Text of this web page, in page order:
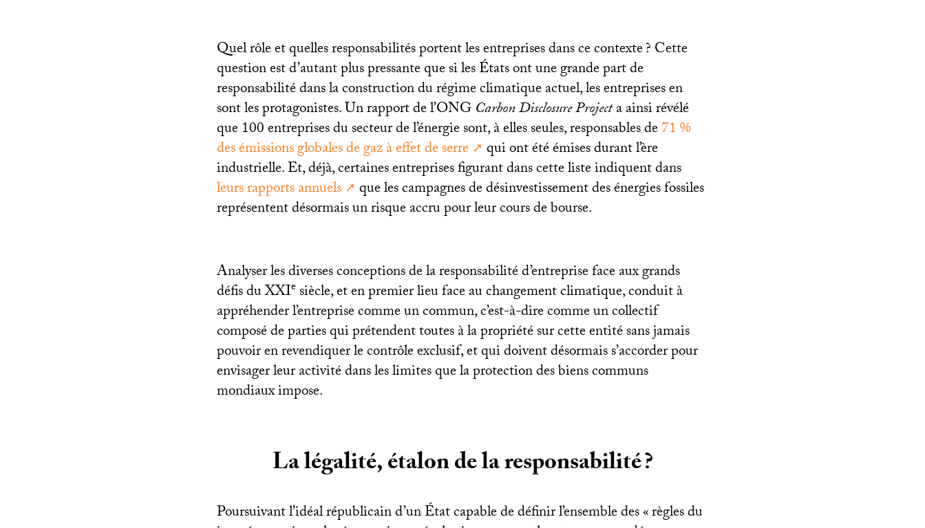
Quel rôle et quelles responsabilités portent les entreprises dans ce contexte? Cette
question est d’autant plus pressante que si les États ont une grande part de
responsabilité dans la construction du régime climatique actuel, les entreprises en
sont les protagonistes. Un rapport de l’ONGCarbon Disclosure Projecta ainsi révélé
que 100 entreprises du secteur de l’énergie sont, à elles seules, responsables de71%
des émissions globales de gaz à effet de serre
qui ont été émises durant l’ère
industrielle. Et, déjà, certaines entreprises figurant dans cette liste indiquent dans
leurs rapports annuels
que les campagnes de désinvestissement des énergies fossiles
représentent désormais un risque accru pour leur cours de bourse.
Analyser les diverses conceptions de la responsabilité d’entreprise face aux grands
défis duXXIe siècle, et en premier lieu face au changement climatique, conduit à
appréhender l’entreprise comme un commun, c’est-à-dire comme un collectif
composé de parties qui prétendent toutes à la propriété sur cette entité sans jamais
pouvoir en revendiquer le contrôle exclusif, et qui doivent désormais s’accorder pour
envisager leur activité dans les limites que la protection des biens communs
mondiaux impose.
La légalité, étalon de la responsabilité?
Poursuivant l’idéal républicain d’un État capable de définir l’ensemble des «règles du